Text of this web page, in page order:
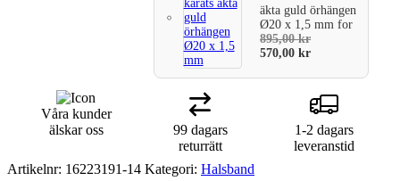
äkta guld örhängen
Ø20 x 1,5 mmfor
895,00kr
570,00kr
Våra kunder
älskar oss
99 dagars
returrätt
1-2 dagars
leveranstid
Artikelnr: 16223191-14 Kategori: Halsband